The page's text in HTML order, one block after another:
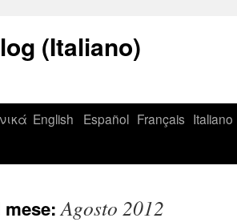
(Italiano)
English Español Français Italiano
mese:Agosto 2012